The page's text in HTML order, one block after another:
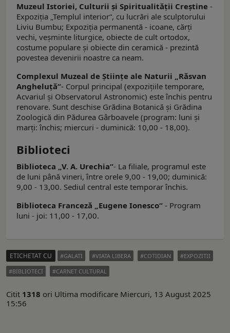
Muzeul Istoriei, Culturii şi Spiritualităţii Creştine -
Expoziţia „Templul interior“, cu lucrări ale sculptorului
Liviu Bumbu; Expoziţia permanentă - icoane, cărţi
vechi, veşminte liturgice, obiecte de cult ortodox,
costume populare şi obiecte din ceramică - prezintă
povestea devenirii noastre ca neam.
Complexul Muzeal de Ştiinţe ale Naturii „Răsvan
Angheluţă“- Corpul principal (expoziţiile temporare,
Acvariul şi Observatorul Astronomic) este închis pentru
renovare. Sunt deschise Grădina Botanică şi Grădina
Zoologică din Pădurea Gârboavele (program: luni şi
marţi: închis; miercuri - duminică: 10,00 - 18,00).
Biblioteci
Biblioteca „V. A. Urechia“- La filiale, programul este
de luni până vineri, între orele 9,00 - 19,00; duminică:
9,00 - 13,00. Sediul central este temporar închis.
Biblioteca Franceză „Eugene Ionesco“ - Program
luni - joi: 11,00 - 17,00.
ETICHETAT CU GALATI VIATA LIBERA COTIDIAN
EXPOZITII
BIBLIOTECI
CARNET CULTURAL
Citit 1318 ori Ultima modificare Miercuri, 13 August 2025
15:56